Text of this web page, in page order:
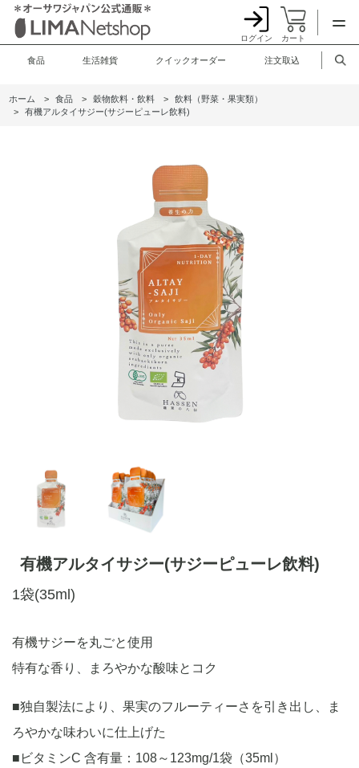
ログイン カート
食品 生活雑貨 クイックオーダー 注文取込
ホーム > 食品 > 穀物飲料・飲料 >
飲料（野菜・果実類）
>
有機アルタイサジー(サジーピューレ飲料)
有機アルタイサジー(サジーピューレ飲料)
1袋(35ml)
有機サジーを丸ごと使用
特有な香り、まろやかな酸味とコク
■独自製法により、果実のフルーティーさを引き出し、ま
ろやかな味わいに仕上げた
■ビタミンC 含有量：108～123mg/1袋（35ml）